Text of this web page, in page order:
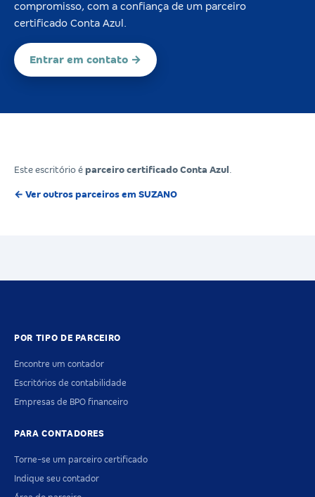
compromisso, com a confiança de um parceiro
certificado Conta Azul.
Entrar em contato →
Este escritório é parceiro certificado Conta Azul
← Ver outros parceiros em SUZANO
POR TIPO DE PARCEIRO
Encontre um contador
Escritórios de contabilidade
Empresas de BPO financeiro
PARA CONTADORES
Torne-se um parceiro certificado
Indique seu contador